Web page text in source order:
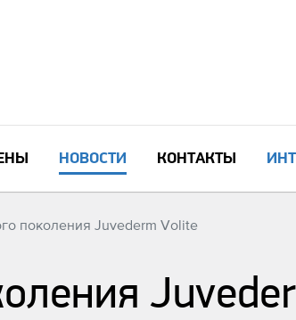
НОВОСТИ КОНТАКТЫ
поколения Juvederm Volite